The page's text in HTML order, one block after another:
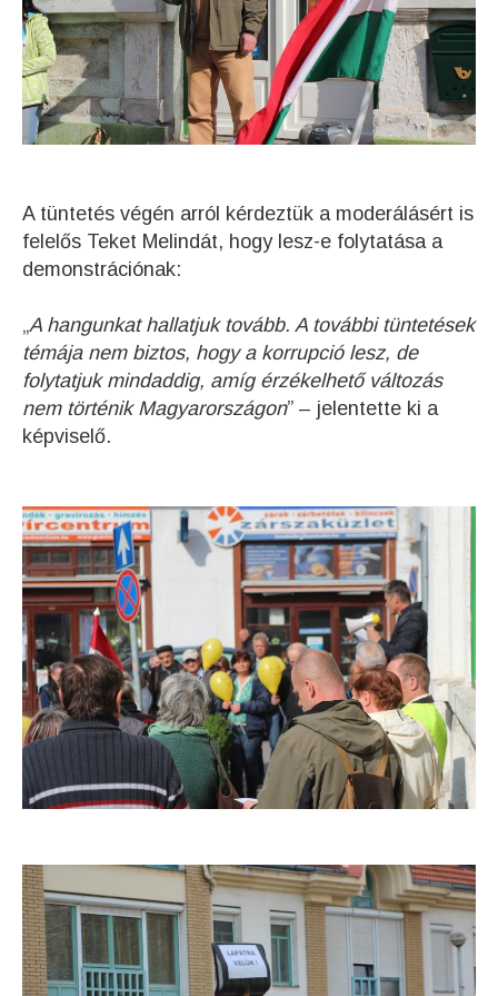
A tüntetés végén arról kérdeztük a moderálásért is
felelős Teket Melindát, hogy lesz-e folytatása a
demonstrációnak:
„A hangunkat hallatjuk tovább. A további tüntetések
témája nem biztos, hogy a korrupció lesz, de
folytatjuk mindaddig, amíg érzékelhető változás
nem történik Magyarországon” – jelentette ki a
képviselő.